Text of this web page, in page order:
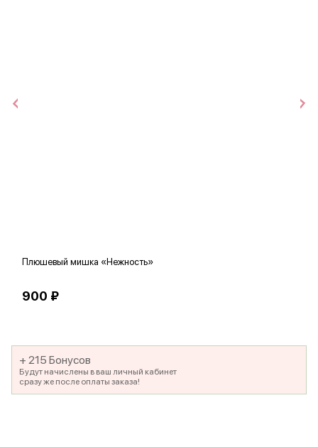
Плюшевый мишка «Нежность»
900 ₽
+ 215 Бонусов
Будут начислены в ваш личный кабинет
сразу же после оплаты заказа!